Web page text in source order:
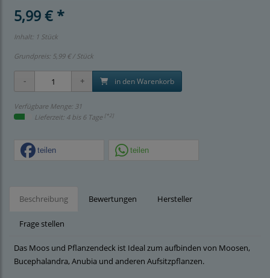
5,99 € *
Inhalt: 1 Stück
Grundpreis: 5,99 € / Stück
in den Warenkorb
Verfügbare Menge: 31
Lieferzeit: 4 bis 6 Tage [*2]
teilen teilen
Beschreibung Bewertungen Hersteller
Frage stellen
Das Moos und Pflanzendeck ist Ideal zum aufbinden von Moosen,
Bucephalandra, Anubia und anderen Aufsitzpflanzen.